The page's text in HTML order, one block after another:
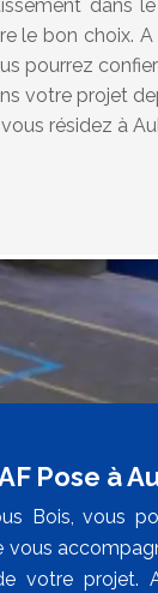
dans
le bon choix. A
pourrez
votre projet
résidez à
Pose à
Bois, vous
projet.